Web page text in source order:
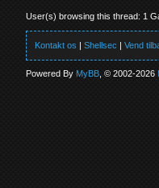
User(s) browsing this thread: 1
Kontakt os |Shellsec |Vend
Powered ByMyBB , © 2002-2026